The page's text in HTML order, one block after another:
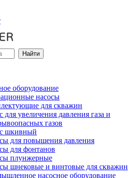
оборудование
насосы
для скважин
для увеличения давления газа и
газов
шкивный
для повышения давления
для фонтанов
плунжерные
шнековые и винтовые для скважин
насосное оборудование